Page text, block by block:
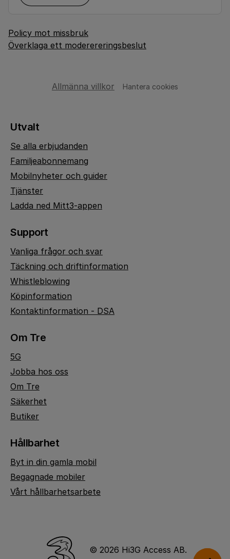
Policy mot missbruk
Överklaga ett moderereringsbeslut
Allmänna villkor Hantera cookies
Utvalt
Se alla erbjudanden
Familjeabonnemang
Mobilnyheter och guider
Tjänster
Ladda ned Mitt3-appen
Support
Vanliga frågor och svar
Täckning och driftinformation
Whistleblowing
Köpinformation
Kontaktinformation - DSA
Om Tre
5G
Jobba hos oss
Om Tre
Säkerhet
Butiker
Hållbarhet
Byt in din gamla mobil
Begagnade mobiler
Vårt hållbarhetsarbete
© 2026 Hi3G Access AB.